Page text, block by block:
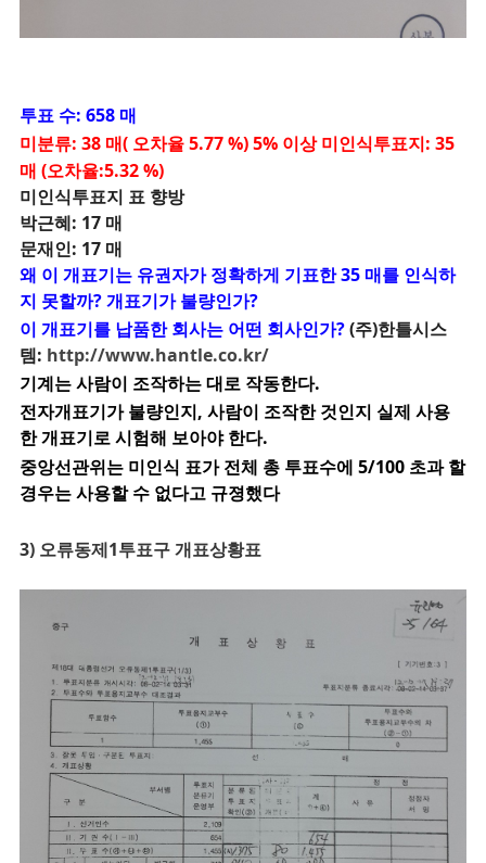
투표 수: 658 매
미분류: 38 매( 오차율 5.77 %) 5% 이상 미인식투표지: 35
매 (오차율:5.32 %)
미인식투표지 표 향방
박근혜: 17 매
문재인: 17 매
왜 이 개표기는 유권자가 정확하게 기표한 35 매를 인식하
지 못할까? 개표기가 불량인가?
이 개표기를 납품한 회사는 어떤 회사인가?(주)한틀시스
템: http://www.hantle.co.kr/
기계는 사람이 조작하는 대로 작동한다.
전자개표기가 불량인지, 사람이 조작한 것인지 실제 사용
한 개표기로 시험해 보아야 한다.
중앙선관위는 미인식 표가 전체 총 투표수에 5/100 초과 할
경우는 사용할 수 없다고 규졍했다
3) 오류동제1투표구 개표상황표